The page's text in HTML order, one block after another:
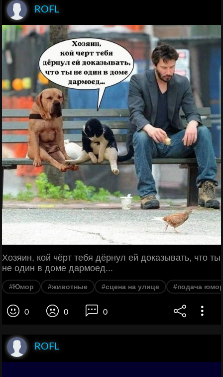
ROFL
Хозяин, кой чёрт тебя дёрнул ей доказывать, что ты
не один в доме дармоед...
#Юмор #животные #сцена на улице #подача
0 0 0
ROFL